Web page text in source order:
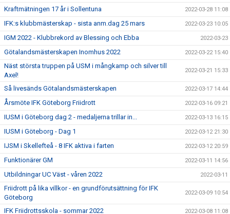
Kraftmätningen 17 år i Sollentuna 2022-03-28 11:08
IFK:s klubbmästerskap - sista anm.dag 25 mars 2022-03-23 10:05
IGM 2022 - Klubbrekord av Blessing och Ebba 2022-03-23
Götalandsmästerskapen Inomhus 2022 2022-03-22 15:40
Näst största truppen på USM i mångkamp och silver till
Axel!
2022-03-21 15:33
Så livesänds Götalandsmästerskapen 2022-03-17 14:44
Årsmöte IFK Göteborg Friidrott 2022-03-16 09:21
IUSM i Göteborg dag 2 - medaljerna trillar in... 2022-03-13 16:15
IUSM i Göteborg - Dag 1 2022-03-12 21:30
IJSM i Skellefteå - 8 IFK aktiva i farten 2022-03-12 20:59
Funktionärer GM 2022-03-11 14:56
Utbildningar UC Väst - våren 2022 2022-03-11
Friidrott på lika villkor - en grundförutsättning för IFK
Göteborg
2022-03-09 10:54
IFK Friidrottsskola - sommar 2022 2022-03-08 11:08